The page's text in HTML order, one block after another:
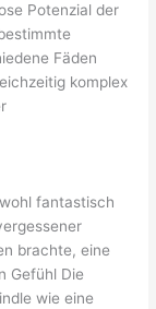
Potenzial der
Fäden
komplex
fantastisch
brachte, eine
Gefühl Die
wie eine